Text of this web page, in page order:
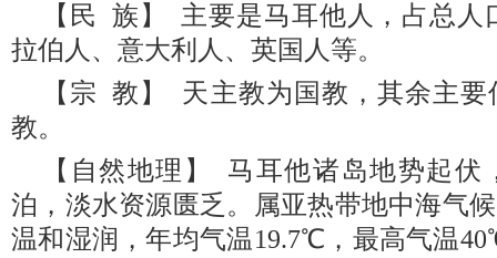
【民 族】 主要是马耳他人，占总人
拉伯人、意大利人、英国人等。
【宗 教】 天主教为国教，其余主
教。
【自然地理】 马耳他诸岛地势起伏
泊，淡水资源匮乏。属亚热带地中海气
温和湿润，年均气温19.7℃，最高气温